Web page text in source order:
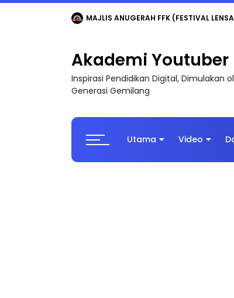
MAJLIS ANUGERAH FFK (FESTIVAL
Akademi Youtuber
Inspirasi Pendidikan Digital, Dimulakan
Generasi Gemilang
Utama Video